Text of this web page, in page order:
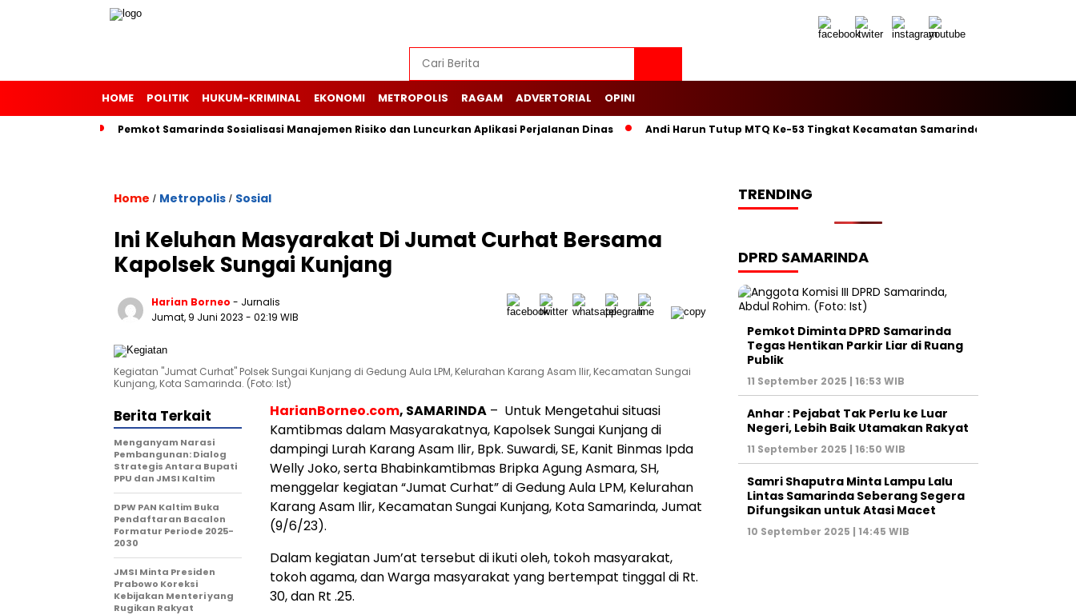
HOME POLITIK HUKUM-KRIMINAL EKONOMI METROPOLIS RAGAM ADVERTORIAL OPINI
Pemkot Samarinda Sosialisasi Manajemen Risiko dan Luncurkan Aplikasi Perjalanan Dinas Andi Harun Tutup MTQ Ke-53 Tingkat Kecamatan Samarinda Ilir, Kelurahan
Home / Metropolis / Sosial
Ini Keluhan Masyarakat Di Jumat Curhat Bersama
Kapolsek Sungai Kunjang
Harian Borneo - Jurnalis
Jumat, 9 Juni 2023 - 02:19 WIB
Kegiatan "Jumat Curhat" Polsek Sungai Kunjang di Gedung Aula LPM, Kelurahan Karang Asam Ilir, Kecamatan Sungai
Kunjang, Kota Samarinda. (Foto: Ist)
HarianBorneo.com, SAMARINDA – Untuk Mengetahui situasi
Kamtibmas dalam Masyarakatnya, Kapolsek Sungai Kunjang di
dampingi Lurah Karang Asam Ilir, Bpk. Suwardi, SE, Kanit Binmas Ipda
Welly Joko, serta Bhabinkamtibmas Bripka Agung Asmara, SH,
menggelar kegiatan “Jumat Curhat” di Gedung Aula LPM, Kelurahan
Karang Asam Ilir, Kecamatan Sungai Kunjang, Kota Samarinda, Jumat
(9/6/23).
Dalam kegiatan Jum’at tersebut di ikuti oleh, tokoh masyarakat,
tokoh agama, dan Warga masyarakat yang bertempat tinggal di Rt.
30, dan Rt .25.
Berita Terkait
Menganyam Narasi
Pembangunan: Dialog
Strategis Antara Bupati
PPU dan JMSI Kaltim
DPW PAN Kaltim Buka
Pendaftaran Bacalon
Formatur Periode 2025-
2030
JMSI Minta Presiden
Prabowo Koreksi
Kebijakan Menteri yang
Rugikan Rakyat
TRENDING
DPRD SAMARINDA
Pemkot Diminta DPRD Samarinda
Tegas Hentikan Parkir Liar di Ruang
Publik
11 September 2025 | 16:53 WIB
Anhar : Pejabat Tak Perlu ke Luar
Negeri, Lebih Baik Utamakan Rakyat
11 September 2025 | 16:50 WIB
Samri Shaputra Minta Lampu Lalu
Lintas Samarinda Seberang Segera
Difungsikan untuk Atasi Macet
10 September 2025 | 14:45 WIB